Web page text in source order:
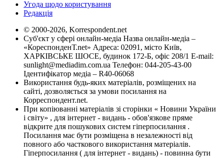
Угода щодо користування
Редакція
© 2000-2026, Korrespondent.net
Суб'єкт у сфері онлайн-медіа Назва онлайн-медіа –
«КореспонденТ.net» Адреса: 02091, місто Київ,
ХАРКІВСЬКЕ ШОСЕ, будинок 172-Б, офіс 208/1 E-mail:
sunlight@mediadim.com.ua Телефон: 044-205-43-00
Ідентифікатор медіа – R40-06068
Використання будь-яких матеріалів, розміщених на
сайті, дозволяється за умови посилання на
Корреспондент.net.
При копіюванні матеріалів зі сторінки « Новини України
і світу» , для інтернет - видань - обов'язкове пряме
відкрите для пошукових систем гіперпосилання .
Посилання має бути розміщена в незалежності від
повного або часткового використання матеріалів.
Гіперпосилання ( для інтернет - видань) - повинна бути